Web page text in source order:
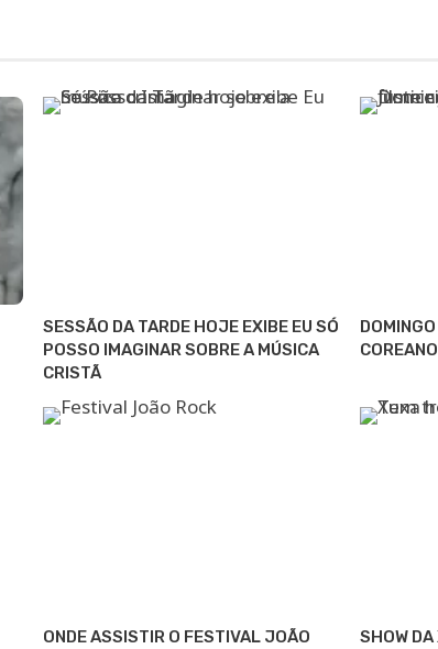
SESSÃO DA TARDE HOJE EXIBE EU SÓ
POSSO IMAGINAR SOBRE A MÚSICA
CRISTÃ
ONDE ASSISTIR O FESTIVAL JOÃO
SHOW